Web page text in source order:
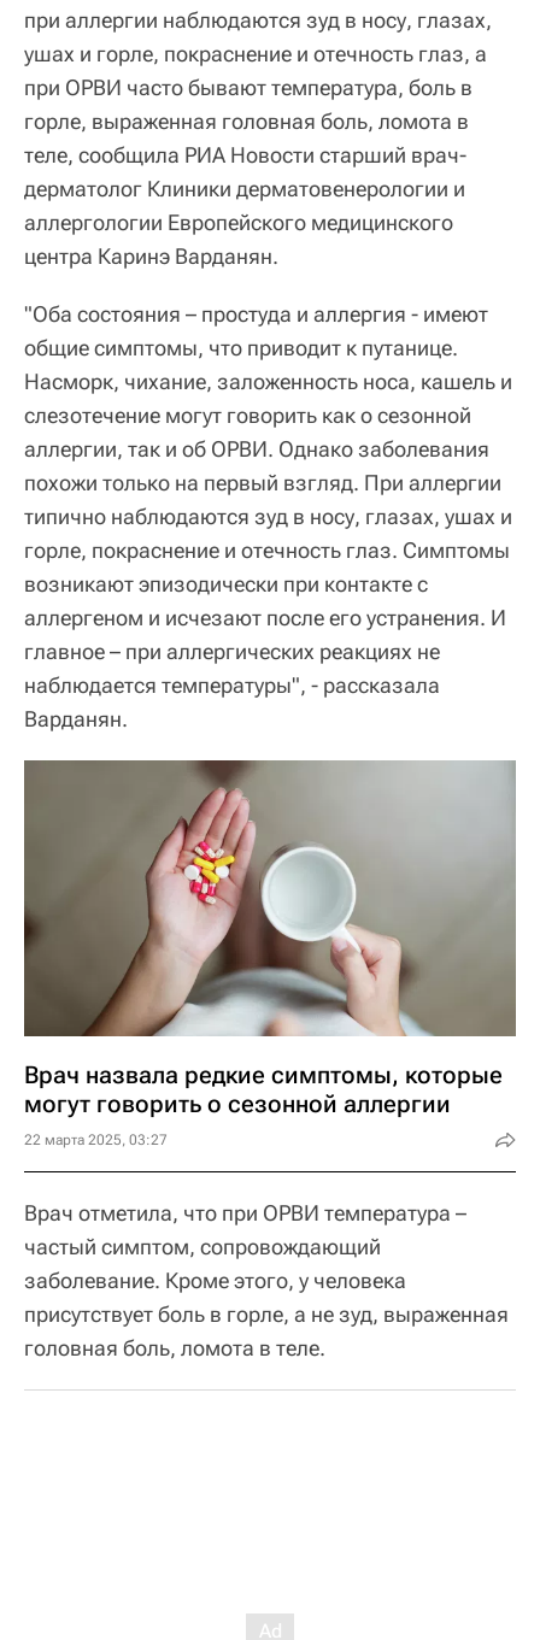
при аллергии наблюдаются зуд в носу, глазах,
ушах и горле, покраснение и отечность глаз, а
при ОРВИ часто бывают температура, боль в
горле, выраженная головная боль, ломота в
теле, сообщила РИА Новости старший врач-
дерматолог Клиники дерматовенерологии и
аллергологии Европейского медицинского
центра Каринэ Варданян.
"Оба состояния – простуда и аллергия - имеют
общие симптомы, что приводит к путанице.
Насморк, чихание, заложенность носа, кашель и
слезотечение могут говорить как о сезонной
аллергии, так и об ОРВИ. Однако заболевания
похожи только на первый взгляд. При аллергии
типично наблюдаются зуд в носу, глазах, ушах и
горле, покраснение и отечность глаз. Симптомы
возникают эпизодически при контакте с
аллергеном и исчезают после его устранения. И
главное – при аллергических реакциях не
наблюдается температуры", - рассказала
Варданян.
Врач назвала редкие симптомы, которые
могут говорить о сезонной аллергии
22 марта 2025, 03:27
Врач отметила, что при ОРВИ температура –
частый симптом, сопровождающий
заболевание. Кроме этого, у человека
присутствует боль в горле, а не зуд, выраженная
головная боль, ломота в теле.